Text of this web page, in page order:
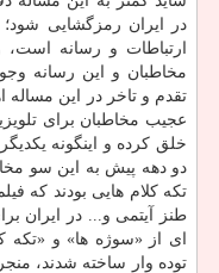
در ایران رمزگشایی شود؛
ارتباطات و رسانه است،
مخاطبان و این رسانه
تقدم و تاخر در این مساله
عجیب مخاطبان برای
خلق كرده و اینگونه
دو دهه پیش به این سو
تكه كلام هایی بودند كه
طنز آیتمی و... در ایران
ای از «سوژه ها» و «تكه
توده وار ساخته شدند،